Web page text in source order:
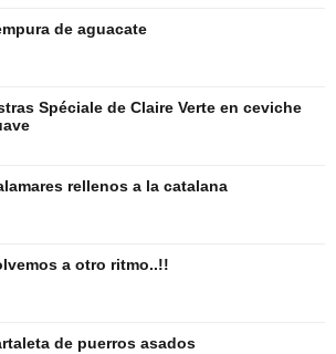
de aguacate
Spéciale de Claire Verte en ceviche
rellenos a la catalana
a otro ritmo..!!
de puerros asados